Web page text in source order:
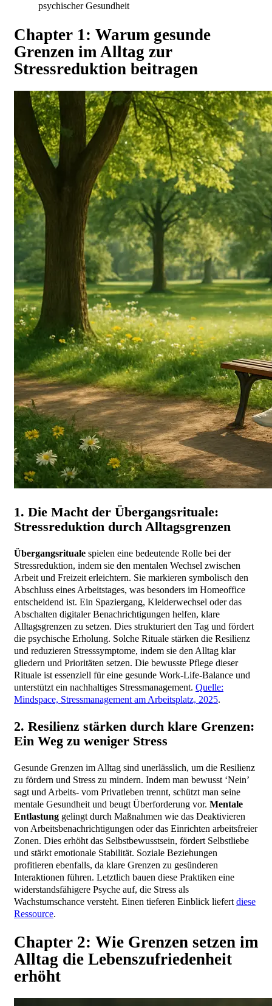
psychischer Gesundheit
Chapter 1: Warum gesunde
Grenzen im Alltag zur
Stressreduktion beitragen
1. Die Macht der Übergangsrituale:
Stressreduktion durch Alltagsgrenzen
Übergangsrituale spielen eine bedeutende Rolle bei der
Stressreduktion, indem sie den mentalen Wechsel zwischen
Arbeit und Freizeit erleichtern. Sie markieren symbolisch den
Abschluss eines Arbeitstages, was besonders im Homeoffice
entscheidend ist. Ein Spaziergang, Kleiderwechsel oder das
Abschalten digitaler Benachrichtigungen helfen, klare
Alltagsgrenzen zu setzen. Dies strukturiert den Tag und fördert
die psychische Erholung. Solche Rituale stärken die Resilienz
und reduzieren Stresssymptome, indem sie den Alltag klar
gliedern und Prioritäten setzen. Die bewusste Pflege dieser
Rituale ist essenziell für eine gesunde Work-Life-Balance und
unterstützt ein nachhaltiges Stressmanagement. Quelle:
Mindspace, Stressmanagement am Arbeitsplatz, 2025.
2. Resilienz stärken durch klare Grenzen:
Ein Weg zu weniger Stress
Gesunde Grenzen im Alltag sind unerlässlich, um die Resilienz
zu fördern und Stress zu mindern. Indem man bewusst ‘Nein’
sagt und Arbeits- vom Privatleben trennt, schützt man seine
mentale Gesundheit und beugt Überforderung vor. Mentale
Entlastung gelingt durch Maßnahmen wie das Deaktivieren
von Arbeitsbenachrichtigungen oder das Einrichten arbeitsfreier
Zonen. Dies erhöht das Selbstbewusstsein, fördert Selbstliebe
und stärkt emotionale Stabilität. Soziale Beziehungen
profitieren ebenfalls, da klare Grenzen zu gesünderen
Interaktionen führen. Letztlich bauen diese Praktiken eine
widerstandsfähigere Psyche auf, die Stress als
Wachstumschance versteht. Einen tieferen Einblick liefert diese
Ressource.
Chapter 2: Wie Grenzen setzen im
Alltag die Lebenszufriedenheit
erhöht